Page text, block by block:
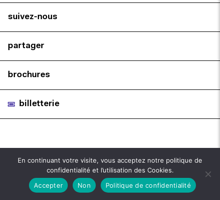
suivez-nous
partager
brochures
billetterie
En continuant votre visite, vous acceptez notre politique de
confidentialité et l’utilisation des Cookies.
Accepter
Non Politique de confidentialité